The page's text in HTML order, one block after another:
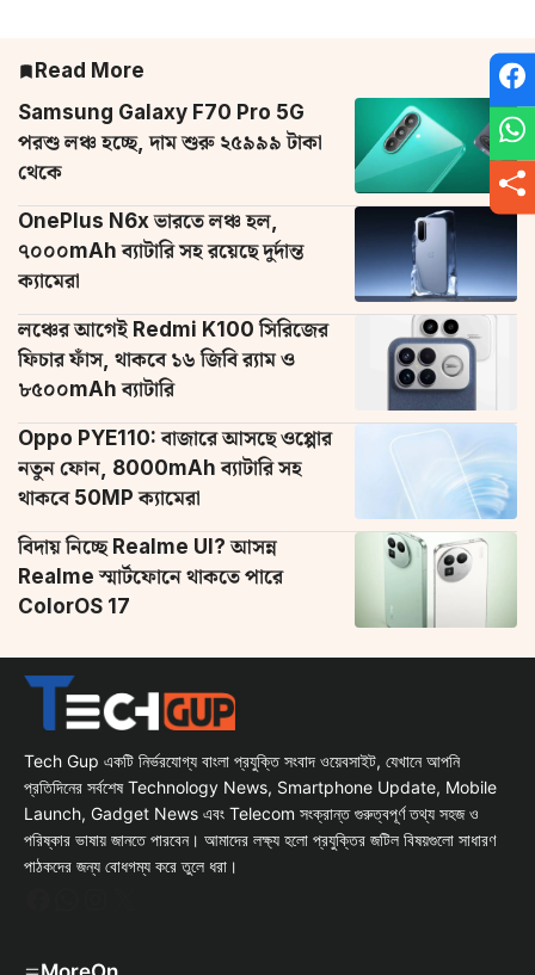
Read More
Samsung Galaxy F70 Pro 5G
পরশু লঞ্চ হচ্ছে, দাম শুরু ২৫৯৯৯ টাকা
থেকে
OnePlus N6x ভারতে লঞ্চ হল,
৭০০০mAh ব্যাটারি সহ রয়েছে দুর্দান্ত
ক্যামেরা
লঞ্চের আগেই Redmi K100 সিরিজের
ফিচার ফাঁস, থাকবে ১৬ জিবি র‌্যাম ও
৮৫০০mAh ব্যাটারি
Oppo PYE110: বাজারে আসছে ওপ্পোর
নতুন ফোন, 8000mAh ব্যাটারি সহ
থাকবে 50MP ক্যামেরা
বিদায় নিচ্ছে Realme UI? আসন্ন
Realme স্মার্টফোনে থাকতে পারে
ColorOS 17
Tech Gup একটি নির্ভরযোগ্য বাংলা প্রযুক্তি সংবাদ ওয়েবসাইট, যেখানে আপনি
প্রতিদিনের সর্বশেষ Technology News, Smartphone Update, Mobile
Launch, Gadget News এবং Telecom সংক্রান্ত গুরুত্বপূর্ণ তথ্য সহজ ও
পরিষ্কার ভাষায় জানতে পারবেন। আমাদের লক্ষ্য হলো প্রযুক্তির জটিল বিষয়গুলো সাধারণ
পাঠকদের জন্য বোধগম্য করে তুলে ধরা।